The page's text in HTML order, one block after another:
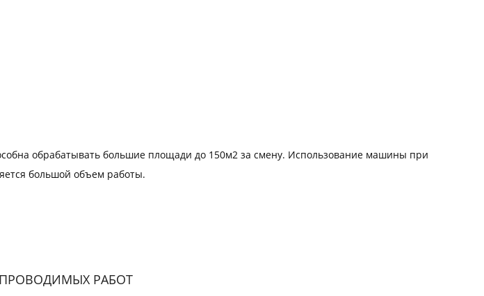
обрабатывать большие площади до 150м2 за смену. Использование машины при
большой объем работы.
РАБОТ